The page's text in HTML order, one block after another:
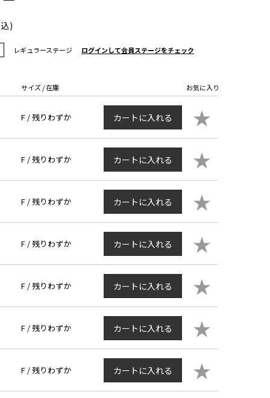
)
レギュラーステージ ログインして会員ステージをチェック
サイズ / 在庫 お気に入り
F /残りわずか カートに入れる ★
F /残りわずか カートに入れる ★
F /残りわずか カートに入れる ★
F /残りわずか カートに入れる ★
F /残りわずか カートに入れる ★
F /残りわずか カートに入れる ★
F /残りわずか カートに入れる ★